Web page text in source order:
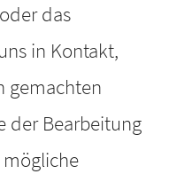
das
in Kontakt,
gemachten
der Bearbeitung